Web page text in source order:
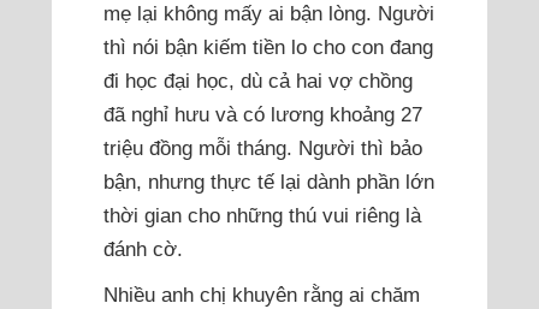
mẹ lại không mấy ai bận lòng. Người
thì nói bận kiếm tiền lo cho con đang
đi học đại học, dù cả hai vợ chồng
đã nghỉ hưu và có lương khoảng 27
triệu đồng mỗi tháng. Người thì bảo
bận, nhưng thực tế lại dành phần lớn
thời gian cho những thú vui riêng là
đánh cờ.
Nhiều anh chị khuyên rằng ai chăm